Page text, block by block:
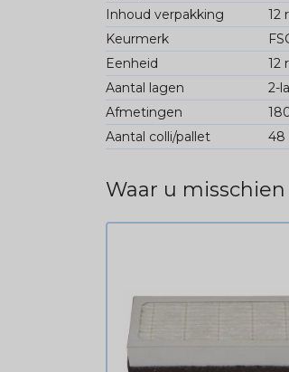
Inhoud verpakking
12
Keurmerk
Eenheid
12
Aantal lagen
2-
Afmetingen
Aantal colli/pallet
48
Waar u